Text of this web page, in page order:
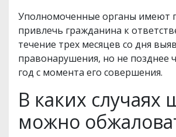
Уполномоченные органы имеют
привлечь гражданина к
течение трех месяцев со дня
правонарушения, но не позднее
год с момента его совершения.
В каких случаях
можно